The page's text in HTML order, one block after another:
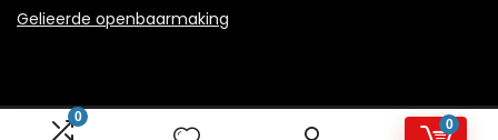
0
0
Gelieerde openbaarmaking